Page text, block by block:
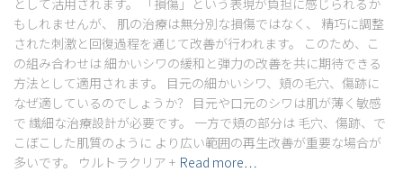
もしれませんが、 肌の治療は無分別な損傷ではなく、 精巧に調整
された刺激と回復過程を通じて改善が行われます。 このため、こ
の組み合わせは 細かいシワの緩和と弾力の改善を共に期待できる
方法として適用されます。 目元の細かいシワ、頬の毛穴、傷跡に
なぜ適しているのでしょうか？ 目元や口元のシワは肌が薄く敏感
で 繊細な治療設計が必要です。 一方で頬の部分は 毛穴、傷跡、で
こぼこした肌質のように より広い範囲の再生改善が重要な場合が
多いです。 ウルトラクリア + Read more…